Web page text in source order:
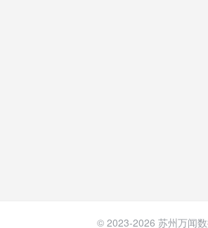
© 2023-2026 苏州万闻